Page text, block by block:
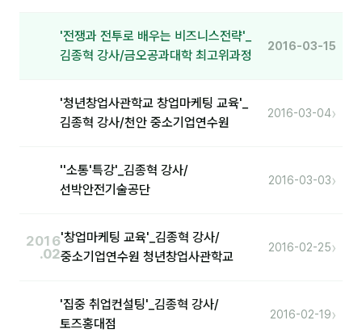
용어사전
문서자료실
'전쟁과 전투로 배우는 비즈니스전략'_
김종혁 강사/금오공과대학 최고위과정
2016-03-15
'청년창업사관학교 창업마케팅 교육'_
김종혁 강사/천안 중소기업연수원
2016-03-04›
''소통'특강'_김종혁 강사/
선박안전기술공단
2016-03-03›
2016
.02
'창업마케팅 교육'_김종혁 강사/
중소기업연수원 청년창업사관학교
2016-02-25›
'집중 취업컨설팅'_김종혁 강사/
토즈홍대점
2016-02-19›